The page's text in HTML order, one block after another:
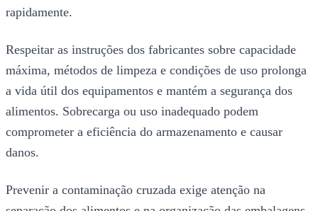
rapidamente.
Respeitar as instruções dos fabricantes sobre capacidade
máxima, métodos de limpeza e condições de uso prolonga
a vida útil dos equipamentos e mantém a segurança dos
alimentos. Sobrecarga ou uso inadequado podem
comprometer a eficiência do armazenamento e causar
danos.
Prevenir a contaminação cruzada exige atenção na